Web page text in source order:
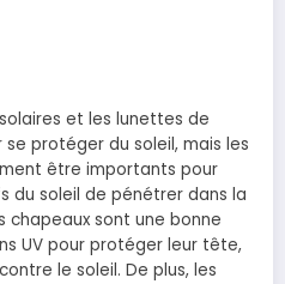
et les lunettes de
protéger du soleil, mais les
être importants pour
du soleil de pénétrer dans la
chapeaux sont une bonne
UV pour protéger leur tête,
le soleil. De plus, les